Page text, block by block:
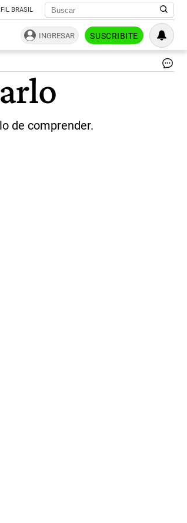
BRASIL
INGRESAR SUSCRIBITE
de comprender.